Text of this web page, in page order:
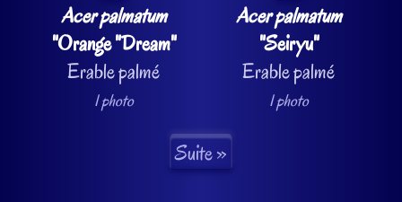
Acer palmatum
"Orange "Dream"
Erable palmé
1 photo
Acer palmatum
"Seiryu"
Erable palmé
1 photo